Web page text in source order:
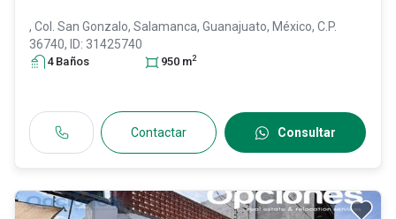
, Col. San Gonzalo, Salamanca, Guanajuato, México, C.P.
36740, ID: 31425740
4 Baños 950 m2
Contactar Consultar